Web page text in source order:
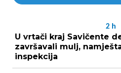
2 h
U vrtači kraj Savičente
završavali mulj,
inspekcija